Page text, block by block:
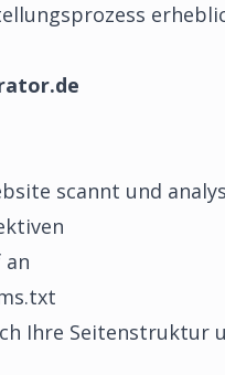
scannt und
an
Ihre Seitenstruktur